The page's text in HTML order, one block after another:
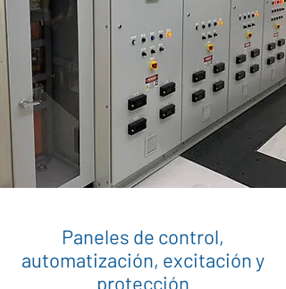
Paneles de control,
automatización, excitación y
protección